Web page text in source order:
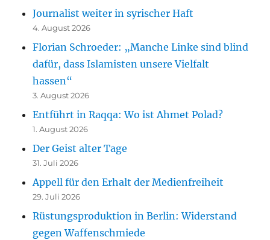
Journalist weiter in syrischer Haft
4. August 2026
Florian Schroeder: „Manche Linke sind blind
dafür, dass Islamisten unsere Vielfalt
hassen“
3. August 2026
Entführt in Raqqa: Wo ist Ahmet Polad?
1. August 2026
Der Geist alter Tage
31. Juli 2026
Appell für den Erhalt der Medienfreiheit
29. Juli 2026
Rüstungsproduktion in Berlin: Widerstand
gegen Waffenschmiede